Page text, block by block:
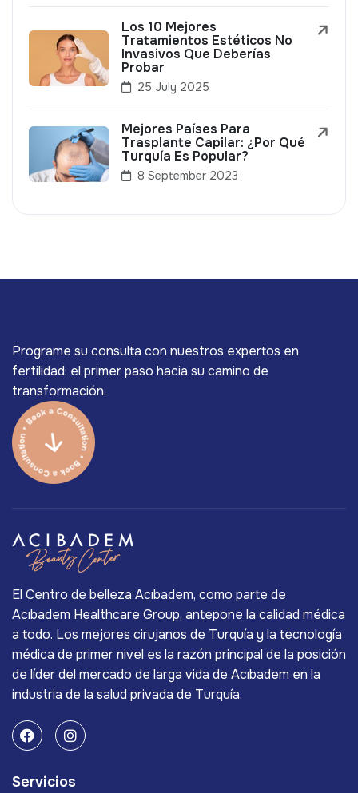
Los 10 Mejores
Tratamientos Estéticos No
Invasivos Que Deberías
Probar
25 July 2025
Mejores Países Para
Trasplante Capilar: ¿Por Qué
Turquía Es Popular?
8 September 2023
Programe su consulta con nuestros expertos en
fertilidad: el primer paso hacia su camino de
transformación.
El Centro de belleza Acıbadem, como parte de
Acıbadem Healthcare Group, antepone la calidad médica
a todo. Los mejores cirujanos de Turquía y la tecnología
médica de primer nivel es la razón principal de la posición
de líder del mercado de larga vida de Acıbadem en la
industria de la salud privada de Turquía.
Servicios